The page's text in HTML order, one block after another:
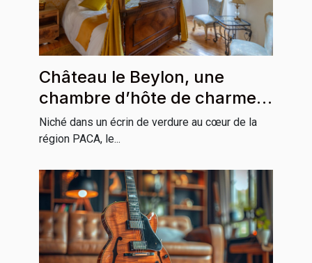
Château le Beylon, une
chambre d’hôte de charme
incontournable en région
PACA
Niché dans un écrin de verdure au cœur de la
région PACA, le...